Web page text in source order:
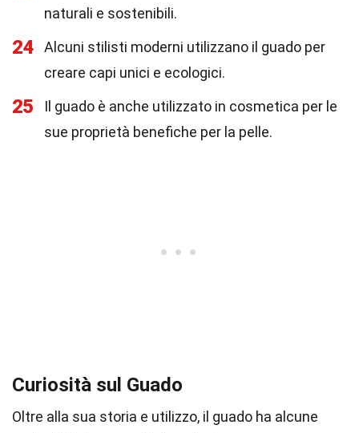
naturali e sostenibili.
24
Alcuni stilisti moderni utilizzano il guado per
creare capi unici e ecologici.
25
Il guado è anche utilizzato in cosmetica per le
sue proprietà benefiche per la pelle.
Curiosità sul Guado
Oltre alla sua storia e utilizzo, il guado ha alcune